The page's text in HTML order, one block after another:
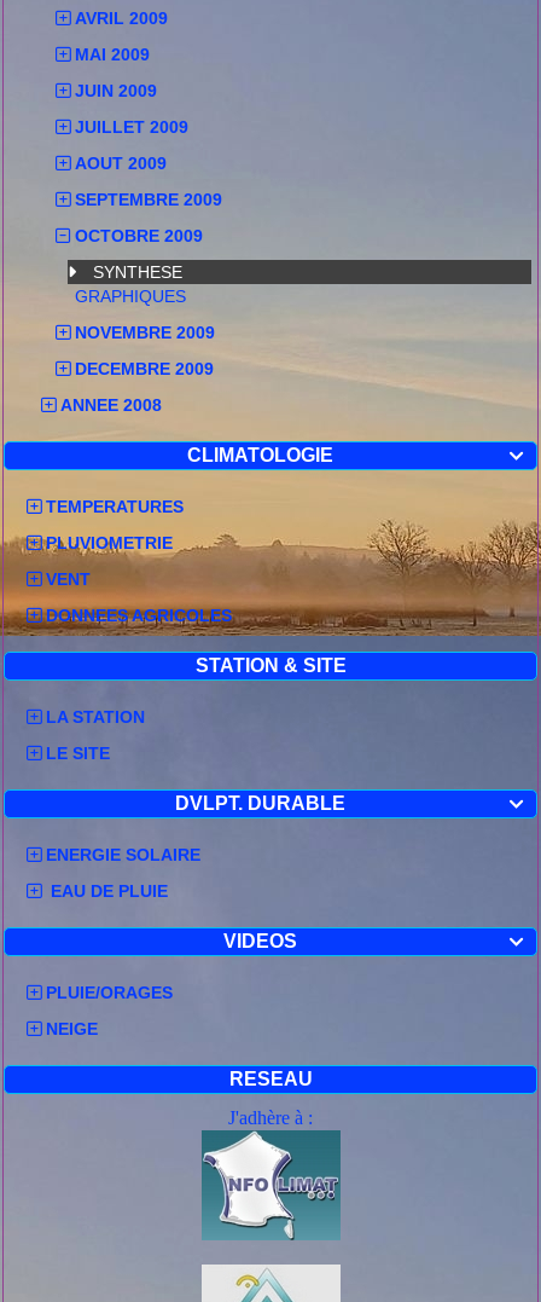
AVRIL 2009
MAI 2009
JUIN 2009
JUILLET 2009
AOUT 2009
SEPTEMBRE 2009
OCTOBRE 2009
SYNTHESE
GRAPHIQUES
NOVEMBRE 2009
DECEMBRE 2009
ANNEE 2008

CLIMATOLOGIE
TEMPERATURES
PLUVIOMETRIE
VENT
DONNEES AGRICOLES
STATION & SITE
LA STATION
LE SITE

DVLPT. DURABLE
ENERGIE SOLAIRE
EAU DE PLUIE

VIDEOS
PLUIE/ORAGES
NEIGE
RESEAU
J'adhère à :